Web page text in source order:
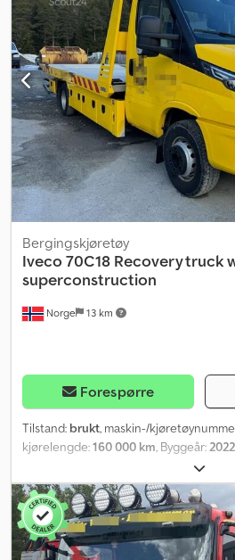
Norge 13 km
Bergingskjøretøy
Iveco70C18 Recovery truck
superconstruction
Forespørre
Tilstand: brukt, maskin-/
kjørelengde:160 000 km, Byggeår:2022